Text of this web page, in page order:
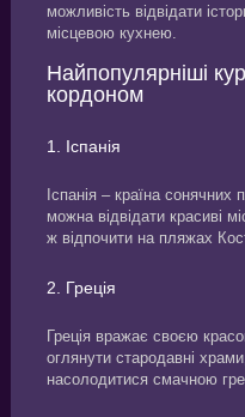
можливість відвідати
місцевою кухнею.
Найпопулярніші
кордоном
1. Іспанія
Іспанія – країна
можна відвідати красиві
ж відпочити на пляжах
2. Греція
Греція вражає своєю
оглянути стародавні
насолодитися смачною